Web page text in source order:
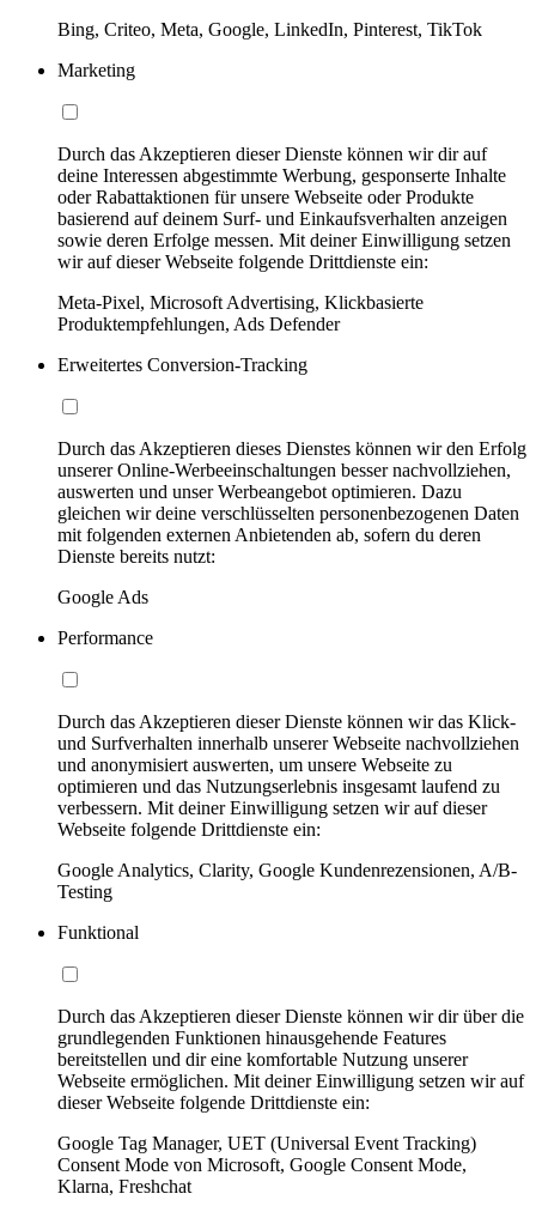
Bing, Criteo, Meta, Google, LinkedIn, Pinterest, TikTok
Marketing
Durch das Akzeptieren dieser Dienste können wir dir auf
deine Interessen abgestimmte Werbung, gesponserte Inhalte
oder Rabattaktionen für unsere Webseite oder Produkte
basierend auf deinem Surf- und Einkaufsverhalten anzeigen
sowie deren Erfolge messen. Mit deiner Einwilligung setzen
wir auf dieser Webseite folgende Drittdienste ein:
Meta-Pixel, Microsoft Advertising, Klickbasierte
Produktempfehlungen, Ads Defender
Erweitertes Conversion-Tracking
Durch das Akzeptieren dieses Dienstes können wir den Erfolg
unserer Online-Werbeeinschaltungen besser nachvollziehen,
auswerten und unser Werbeangebot optimieren. Dazu
gleichen wir deine verschlüsselten personenbezogenen Daten
mit folgenden externen Anbietenden ab, sofern du deren
Dienste bereits nutzt:
Google Ads
Performance
Durch das Akzeptieren dieser Dienste können wir das Klick-
und Surfverhalten innerhalb unserer Webseite nachvollziehen
und anonymisiert auswerten, um unsere Webseite zu
optimieren und das Nutzungserlebnis insgesamt laufend zu
verbessern. Mit deiner Einwilligung setzen wir auf dieser
Webseite folgende Drittdienste ein:
Google Analytics, Clarity, Google Kundenrezensionen, A/B-
Testing
Funktional
Durch das Akzeptieren dieser Dienste können wir dir über die
grundlegenden Funktionen hinausgehende Features
bereitstellen und dir eine komfortable Nutzung unserer
Webseite ermöglichen. Mit deiner Einwilligung setzen wir auf
dieser Webseite folgende Drittdienste ein:
Google Tag Manager, UET (Universal Event Tracking)
Consent Mode von Microsoft, Google Consent Mode,
Klarna, Freshchat